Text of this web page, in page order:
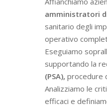
amministratori
sanitario degli
operativo
Eseguiamo
supportando la
(PSA), procedure
Analizziamo le
efficaci e